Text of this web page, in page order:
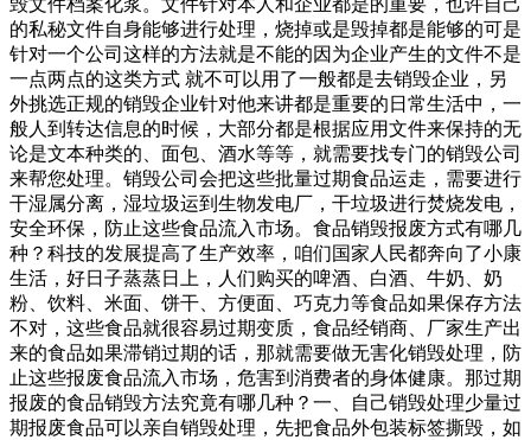
毁文件档案化浆。文件针对本人和企业都是的重要，也许自己
的私秘文件自身能够进行处理，烧掉或是毁掉都是能够的可是
针对一个公司这样的方法就是不能的因为企业产生的文件不是
一点两点的这类方式 就不可以用了一般都是去销毁企业，另
外挑选正规的销毁企业针对他来讲都是重要的日常生活中，一
般人到转达信息的时候，大部分都是根据应用文件来保持的无
论是文本种类的、面包、酒水等等，就需要找专门的销毁公司
来帮您处理。销毁公司会把这些批量过期食品运走，需要进行
干湿属分离，湿垃圾运到生物发电厂，干垃圾进行焚烧发电，
安全环保，防止这些食品流入市场。食品销毁报废方式有哪几
种？科技的发展提高了生产效率，咱们国家人民都奔向了小康
生活，好日子蒸蒸日上，人们购买的啤酒、白酒、牛奶、奶
粉、饮料、米面、饼干、方便面、巧克力等食品如果保存方法
不对，这些食品就很容易过期变质，食品经销商、厂家生产出
来的食品如果滞销过期的话，那就需要做无害化销毁处理，防
止这些报废食品流入市场，危害到消费者的身体健康。那过期
报废的食品销毁方法究竟有哪几种？一、自己销毁处理少量过
期报废食品可以亲自销毁处理，先把食品外包装标签撕毁，如